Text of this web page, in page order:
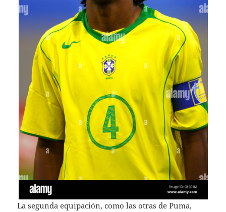
La segunda equipación, como las otras de Puma,